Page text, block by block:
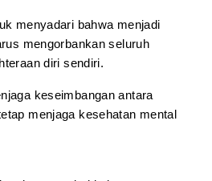
menyadari bahwa menjadi
mengorbankan seluruh
diri sendiri.
keseimbangan antara
menjaga kesehatan mental